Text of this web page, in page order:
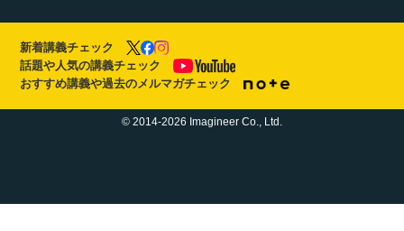
新着講義チェック
話題や人気の講義チェック
おすすめ講義や過去のメルマガチェック
© 2014-2026 Imagineer Co., Ltd.